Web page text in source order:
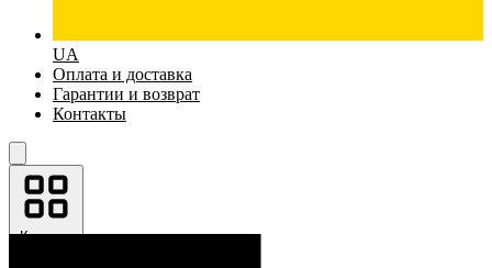
UA
Оплата и доставка
Гарантии и возврат
Контакты
Каталог